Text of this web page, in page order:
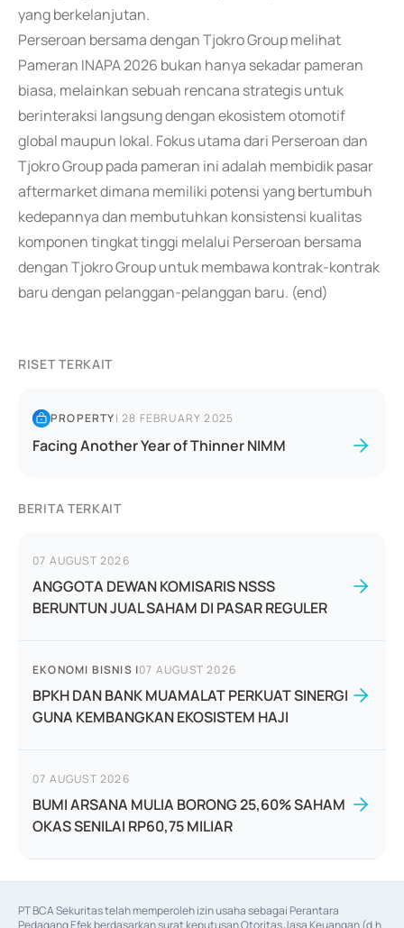
yang berkelanjutan.
Perseroan bersama dengan Tjokro Group melihat
Pameran INAPA 2026 bukan hanya sekadar pameran
biasa, melainkan sebuah rencana strategis untuk
berinteraksi langsung dengan ekosistem otomotif
global maupun lokal. Fokus utama dari Perseroan dan
Tjokro Group pada pameran ini adalah membidik pasar
aftermarket dimana memiliki potensi yang bertumbuh
kedepannya dan membutuhkan konsistensi kualitas
komponen tingkat tinggi melalui Perseroan bersama
dengan Tjokro Group untuk membawa kontrak-kontrak
baru dengan pelanggan-pelanggan baru. (end)
RISET TERKAIT
PROPERTY|28 FEBRUARY 2025
Facing Another Year of Thinner NIMM
BERITA TERKAIT
07 AUGUST 2026
ANGGOTA DEWAN KOMISARIS NSSS
BERUNTUN JUAL SAHAM DI PASAR REGULER
EKONOMI BISNIS |07 AUGUST 2026
BPKH DAN BANK MUAMALAT PERKUAT SINERGI
GUNA KEMBANGKAN EKOSISTEM HAJI
07 AUGUST 2026
BUMI ARSANA MULIA BORONG 25,60% SAHAM
OKAS SENILAI RP60,75 MILIAR
PT BCA Sekuritas telah memperoleh izin usaha sebagai Perantara
Pedagang Efek berdasarkan surat keputusan Otoritas Jasa Keuangan (d.h